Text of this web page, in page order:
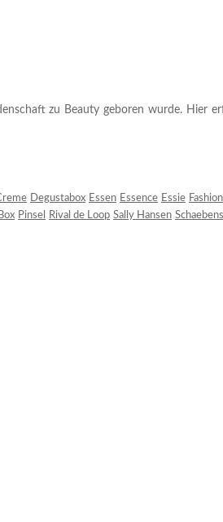
zu Beauty geboren wurde. Hier
Degustabox Essen Essence Essie Fashion
Pinsel Rival de Loop Sally Hansen Schaebens